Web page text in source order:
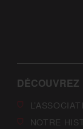
DÉCOUVREZ
NOTRE